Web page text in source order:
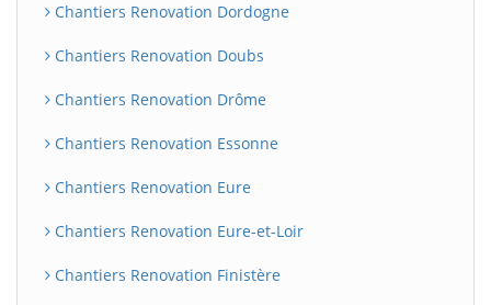
Chantiers Renovation Dordogne
Chantiers Renovation Doubs
Chantiers Renovation Drôme
Chantiers Renovation Essonne
Chantiers Renovation Eure
Chantiers Renovation Eure-et-Loir
Chantiers Renovation Finistère